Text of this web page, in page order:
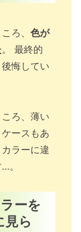
ろ、 色が
。 最終的
悔してい
ろ、薄い
ースもあ
ラーに違
。
ーを
見ら